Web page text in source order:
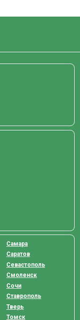
Самара
Саратов
Севастополь
Смоленск
Сочи
Ставрополь
Тверь
Томск